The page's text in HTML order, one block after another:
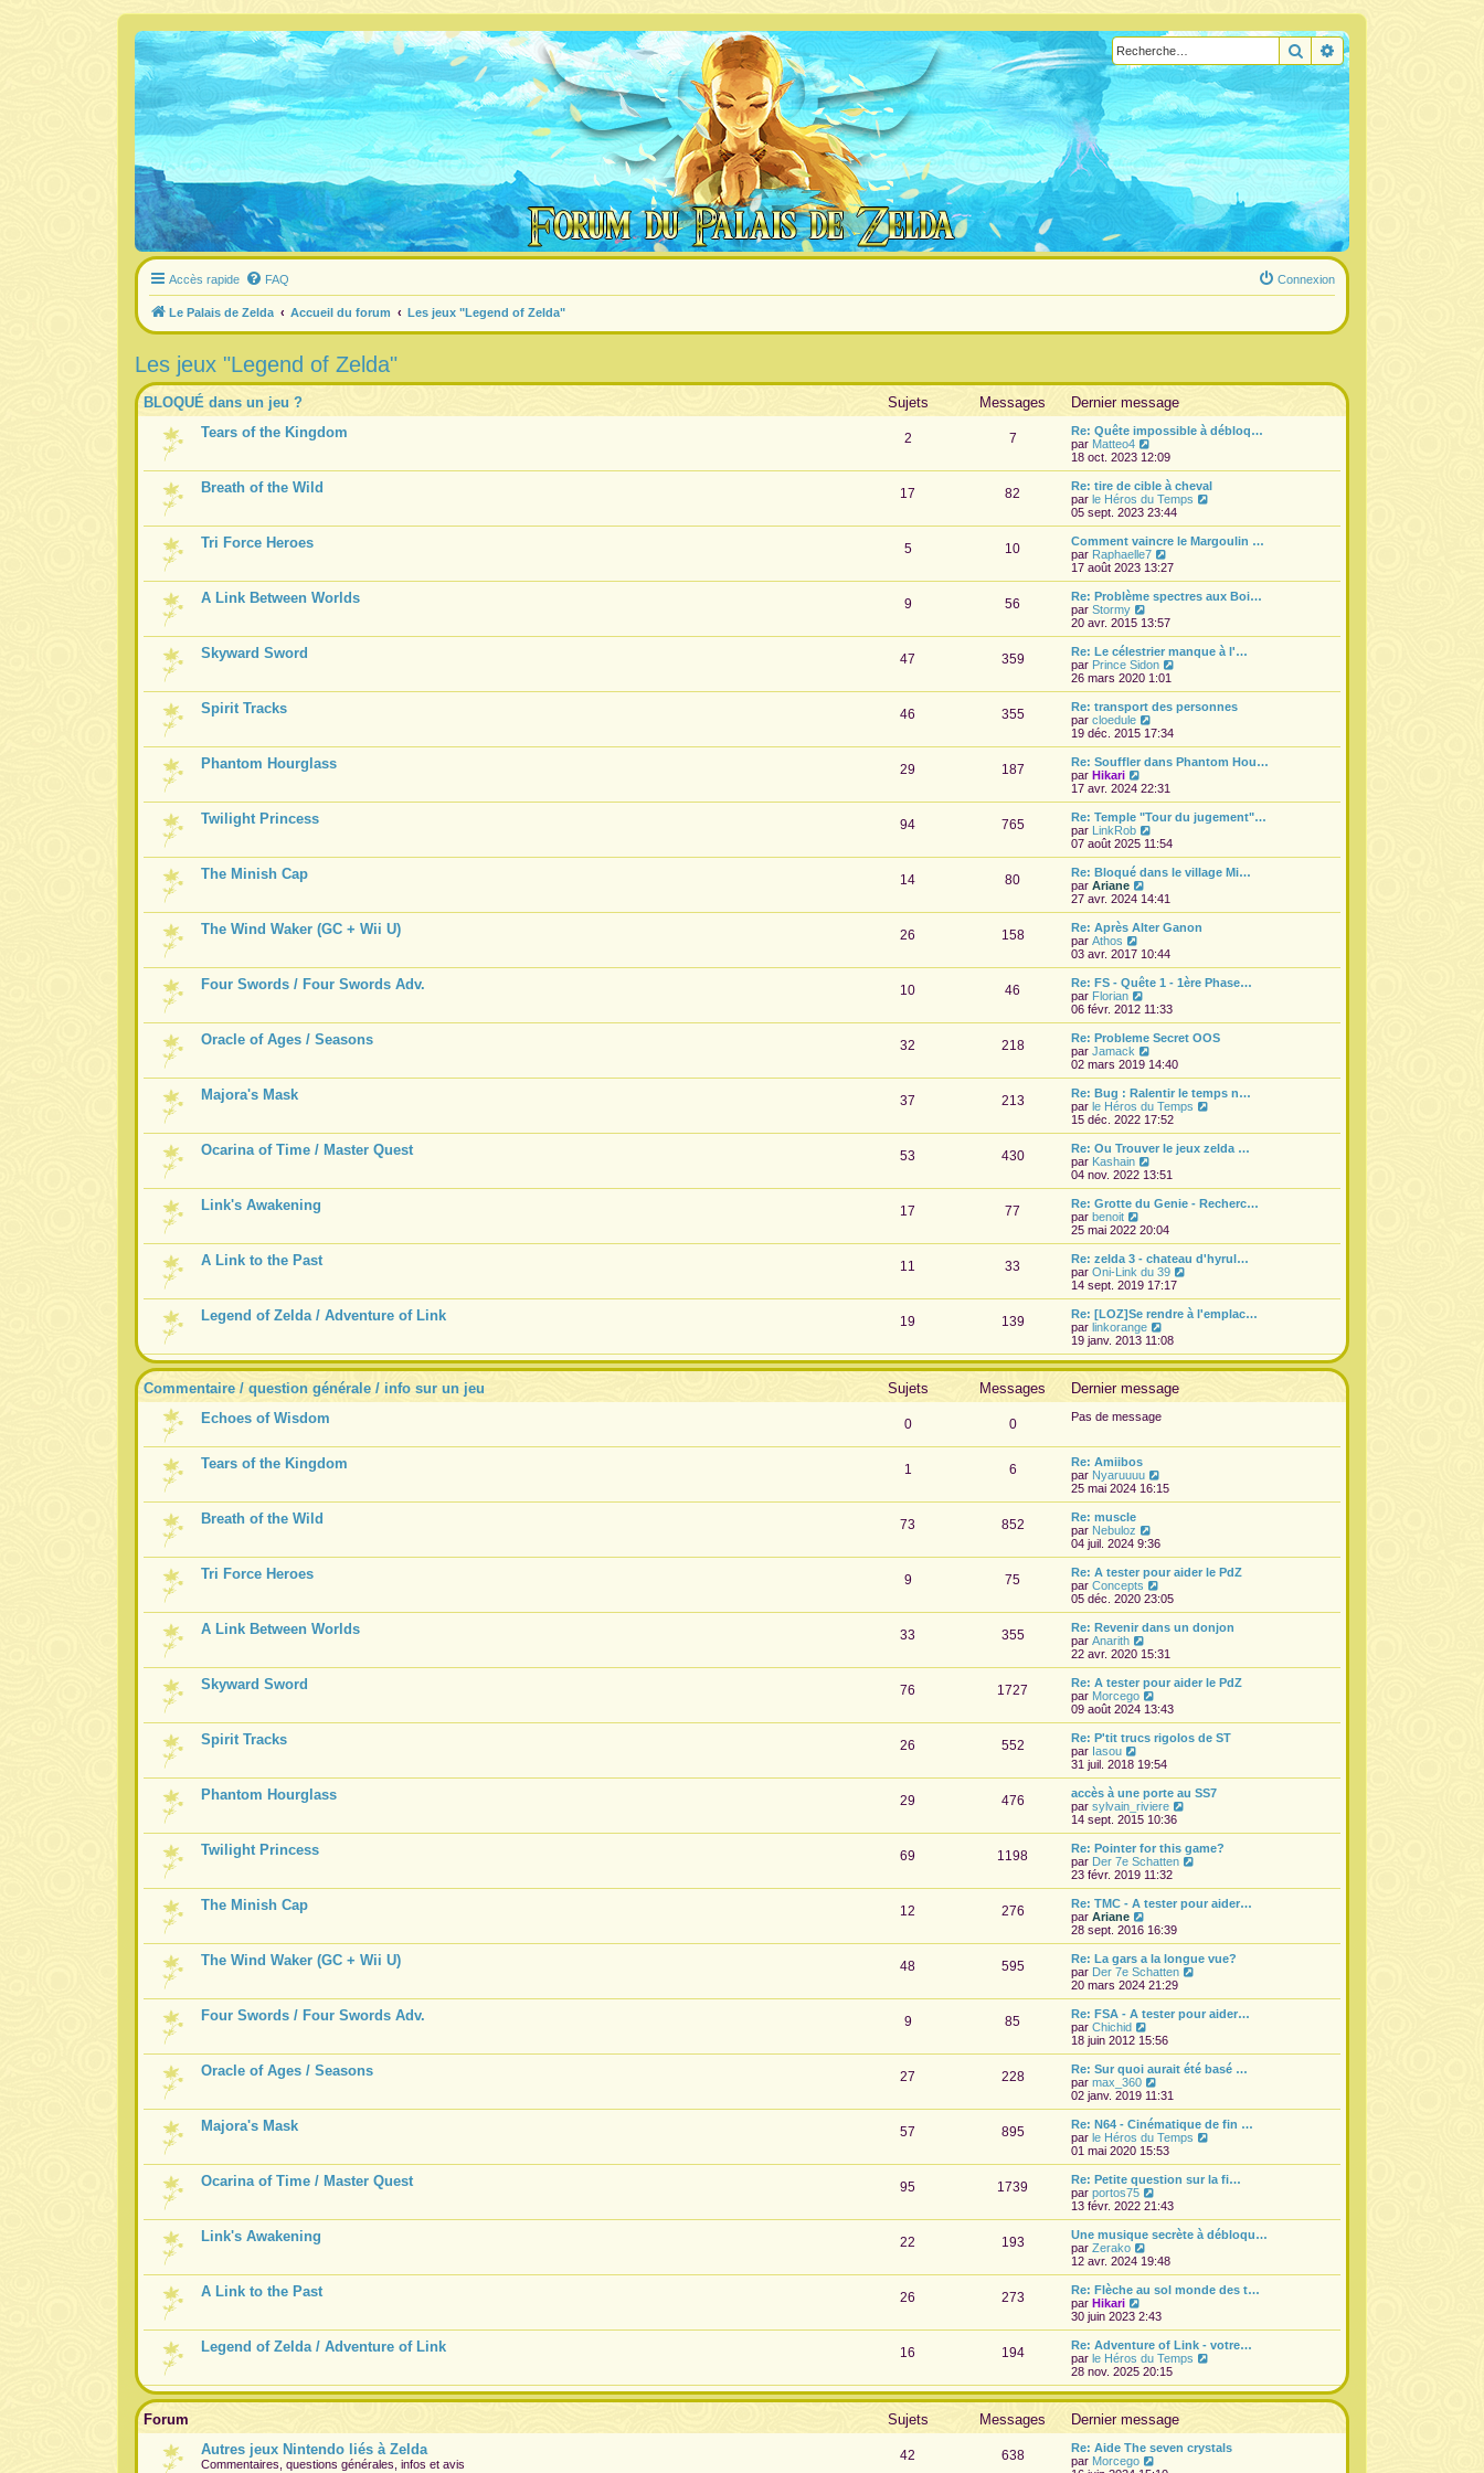
RechercherRecherche avancée
Accès rapide FAQ Connexion
Le Palais de Zelda Accueil du forum Les jeux "Legend of Zelda"
Les jeux "Legend of Zelda"
BLOQUÉ dans un jeu ? Sujets Messages
Dernier message
Tears of the Kingdom
2 7
Re: Quête impossible à débloq…
par Matteo4
o
i
r
l
e
r
n
i
r
e
s
s
a
g
e
18 oct. 2023 12:09
Breath of the Wild 17 82
Re: tire de cible à cheval
par le Héros du Temps
i
r
r
r
s
s
e
05 sept. 2023 23:44
Tri Force Heroes 5 10
Comment vaincre le Margoulin …
par Raphaelle7
o
i
r
e
r
n
i
r
e
s
s
g
e
17 août 2023 13:27
A Link Between Worlds 9 56
Re: Problème spectres aux Boi…
par Stormy
o
i
r
l
e
e
r
n
i
r
e
s
s
a
g
e
20 avr. 2015 13:57
Skyward Sword 47 359
Re: Le célestrier manque à l'…
par Prince Sidon
i
r
l
e
r
r
s
s
e
26 mars 2020 1:01
Spirit Tracks 46 355
Re: transport des personnes
par cloedule
o
i
r
e
e
r
n
i
r
e
s
s
g
e
19 déc. 2015 17:34
Phantom Hourglass 29 187
Re: Souffler dans Phantom Hou…
par Hikari
o
i
r
l
e
e
r
n
i
r
e
s
s
a
g
e
17 avr. 2024 22:31
Twilight Princess 94 765
Re: Temple "Tour du jugement"…
par LinkRob
o
i
r
e
r
n
i
r
e
s
s
g
e
07 août 2025 11:54
The Minish Cap 14 80
Re: Bloqué dans le village Mi…
par Ariane
o
i
r
e
e
r
n
i
r
m
e
s
s
a
g
e
27 avr. 2024 14:41
The Wind Waker (GC + Wii U) 26 158
Re: Après Alter Ganon
par Athos
o
i
r
l
e
r
n
i
r
m
e
s
s
a
g
e
03 avr. 2017 10:44
Four Swords / Four Swords Adv. 10 46
Re: FS - Quête 1 - 1ère Phase…
par Florian
o
i
r
l
e
e
r
n
i
r
m
e
s
s
g
e
06 févr. 2012 11:33
Oracle of Ages / Seasons 32 218
Re: Probleme Secret OOS
par Jamack
o
i
r
l
e
r
n
i
r
e
s
s
a
g
e
02 mars 2019 14:40
Majora's Mask 37 213
Re: Bug : Ralentir le temps n…
par le Héros du Temps
i
r
r
r
s
s
e
15 déc. 2022 17:52
Ocarina of Time / Master Quest 53 430
Re: Ou Trouver le jeux zelda …
par Kashain
o
i
r
e
e
r
n
i
r
m
e
s
s
a
e
04 nov. 2022 13:51
Link's Awakening 17 77
Re: Grotte du Genie - Recherc…
par benoit
o
i
l
e
r
n
i
e
r
m
e
s
e
25 mai 2022 20:04
A Link to the Past 11 33
Re: zelda 3 - chateau d'hyrul…
par Oni-Link du 39
i
r
e
i
14 sept. 2019 17:17
Legend of Zelda / Adventure of Link 19 139
Re: [LOZ]Se rendre à l'emplac…
par linkorange
o
i
r
e
d
n
r
e
19 janv. 2013 11:08
Commentaire / question générale / info sur un jeu Sujets Messages
Dernier message
Echoes of Wisdom
0 0 Pas de message
Tears of the Kingdom 1 6
Re: Amiibos
par Nyaruuuu
o
i
r
n
i
r
e
s
s
g
e
25 mai 2024 16:15
Breath of the Wild 73 852
Re: muscle
par Nebuloz
o
i
r
l
e
r
n
i
r
m
e
s
s
g
e
04 juil. 2024 9:36
Tri Force Heroes 9 75
Re: A tester pour aider le PdZ
par Concepts
o
i
r
e
r
n
r
e
s
s
a
g
e
05 déc. 2020 23:05
A Link Between Worlds 33 355
Re: Revenir dans un donjon
par Anarith
o
i
r
l
e
r
n
i
r
m
e
s
s
a
g
e
22 avr. 2020 15:31
Skyward Sword 76 1727
Re: A tester pour aider le PdZ
par Morcego
o
i
r
e
r
n
i
r
m
e
s
s
g
e
09 août 2024 13:43
Spirit Tracks 26 552
Re: P'tit trucs rigolos de ST
par Iasou
o
i
r
l
e
e
r
n
i
r
m
e
s
s
a
g
e
31 juil. 2018 19:54
Phantom Hourglass 29 476
accès à une porte au SS7
par sylvain_riviere
i
r
l
e
r
r
m
s
s
e
14 sept. 2015 10:36
Twilight Princess 69 1198
Re: Pointer for this game?
par Der 7e Schatten
i
r
r
r
s
s
e
23 févr. 2019 11:32
The Minish Cap 12 276
Re: TMC - A tester pour aider…
par Ariane
o
i
r
l
e
r
n
i
r
m
e
s
s
a
g
e
28 sept. 2016 16:39
The Wind Waker (GC + Wii U) 48 595
Re: La gars a la longue vue?
par Der 7e Schatten
i
r
e
r
r
m
s
s
e
20 mars 2024 21:29
Four Swords / Four Swords Adv. 9 85
Re: FSA - A tester pour aider…
par Chichid
o
i
r
l
e
e
r
n
i
r
m
e
s
s
g
e
18 juin 2012 15:56
Oracle of Ages / Seasons 27 228
Re: Sur quoi aurait été basé …
par max_360
o
i
r
l
e
e
r
n
i
r
e
s
s
g
e
02 janv. 2019 11:31
Majora's Mask 57 895
Re: N64 - Cinématique de fin …
par le Héros du Temps
i
r
e
r
r
s
s
e
01 mai 2020 15:53
Ocarina of Time / Master Quest 95 1739
Re: Petite question sur la fi…
par portos75
o
i
r
e
r
n
i
r
m
e
s
s
a
e
13 févr. 2022 21:43
Link's Awakening 22 193
Une musique secrète à débloqu…
par Zerako
o
i
r
e
r
n
i
e
r
m
e
s
s
12 avr. 2024 19:48
A Link to the Past 26 273
Re: Flèche au sol monde des t…
par Hikari
o
i
r
l
e
e
n
i
e
r
30 juin 2023 2:43
Legend of Zelda / Adventure of Link 16 194
Re: Adventure of Link - votre…
par le Héros du Temps
i
r
d
e
28 nov. 2025 20:15
Forum Sujets Messages
Dernier message
Autres jeux Nintendo liés à Zelda
Commentaires, questions générales, infos et avis
42 638
Re: Aide The seven crystals
par Morcego